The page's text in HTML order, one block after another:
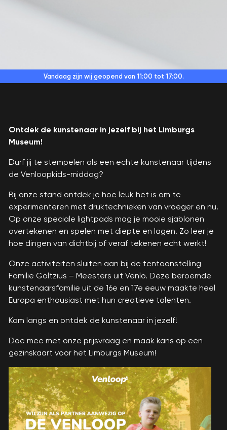
Vandaag zijn wij geopend van 11:00 tot 17:00.
Ontdek de kunstenaar in jezelf bij het Limburgs
Museum!
Durf jij te stempelen als een echte kunstenaar tijdens
de Venloopkids-middag?
Bij onze stand ontdek je hoe leuk het is om te
experimenteren met druktechnieken van vroeger en nu.
Op onze speciale lightpads mag je mooie sjablonen
overtekenen en spelen met diepte en lagen. Zo leer je
hoe dingen van dichtbij of veraf tekenen echt werkt!
Onze activiteiten sluiten aan bij de tentoonstelling
Familie Goltzius – Meesters uit Venlo. Deze beroemde
kunstenaarsfamilie uit de 16e en 17e eeuw maakte heel
Europa enthousiast met hun creatieve talenten.
Kom langs en ontdek de kunstenaar in jezelf!
Doe mee met onze prijsvraag en maak kans op een
gezinskaart voor het Limburgs Museum!